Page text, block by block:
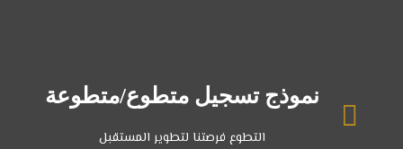

نموذج تسجيل متطوع/متطوعة
التطوع فرصتنا لتطوير المستقبل